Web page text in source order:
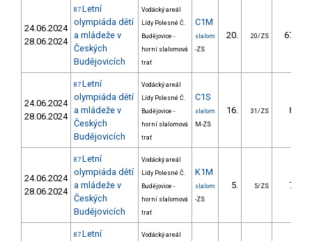
24.06.2024
28.06.2024
87 Letní
olympiáda dětí
a mládeže v
Českých
Budějovicích
Vodácký areál
Lídy Polesné Č.
Budějovice -
horní slalomová
trať
C1M
slalom
-ZS
20. 20/ZS 67.50
24.06.2024
28.06.2024
87 Letní
olympiáda dětí
a mládeže v
Českých
Budějovicích
Vodácký areál
Lídy Polesné Č.
Budějovice -
horní slalomová
trať
C1S
slalom
M-ZS
16. 31/ZS 8.32
24.06.2024
28.06.2024
87 Letní
olympiáda dětí
a mládeže v
Českých
Budějovicích
Vodácký areál
Lídy Polesné Č.
Budějovice -
horní slalomová
trať
K1M
slalom
-ZS
5. 5/ZS 7.49
87 Letní
Vodácký areál